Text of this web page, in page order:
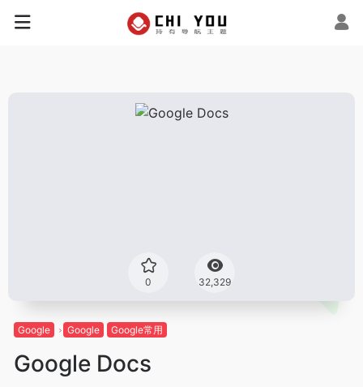
0 32,329
Google Google Google常用
Google Docs